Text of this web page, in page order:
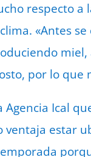
respecto a
«Antes
por lo que
Agencia Ical
ventaja estar